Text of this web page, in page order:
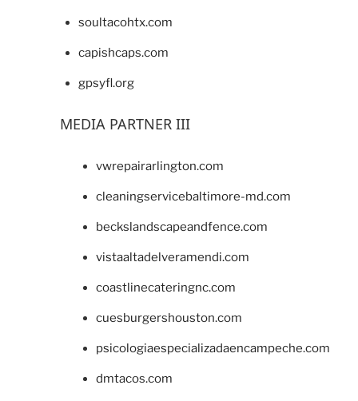
soultacohtx.com
capishcaps.com
gpsyfl.org
MEDIA PARTNER III
vwrepairarlington.com
cleaningservicebaltimore-md.com
beckslandscapeandfence.com
vistaaltadelveramendi.com
coastlinecateringnc.com
cuesburgershouston.com
psicologiaespecializadaencampeche.com
dmtacos.com